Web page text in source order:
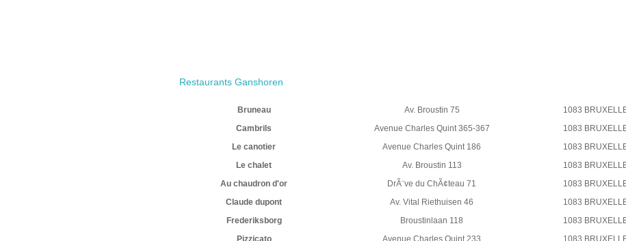
Restaurants Ganshoren
Bruneau Av. Broustin 75 1083
Cambrils
Avenue Charles Quint 365-367 1083
Le canotier
Avenue Charles Quint 186 1083
Le chalet
Av. Broustin 113 1083
Au chaudron d'or
DrÃ¨ve du ChÃ¢teau 71 1083
Claude dupont
Av. Vital Riethuisen 46 1083
Frederiksborg
Broustinlaan 118 1083
Pizzicato
Avenue Charles Quint 233 1083